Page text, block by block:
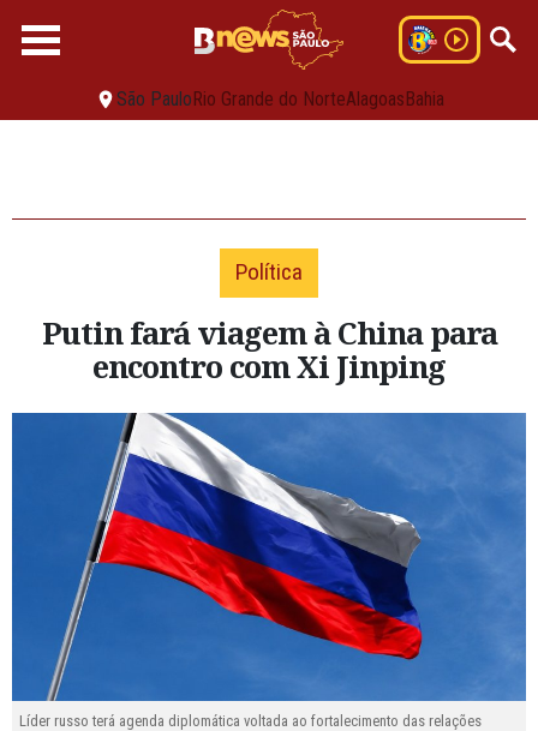
São PauloRio Grande do NorteAlagoasBahia
Política
Putin fará viagem à China para
encontro com Xi Jinping
Líder russo terá agenda diplomática voltada ao fortalecimento das relações